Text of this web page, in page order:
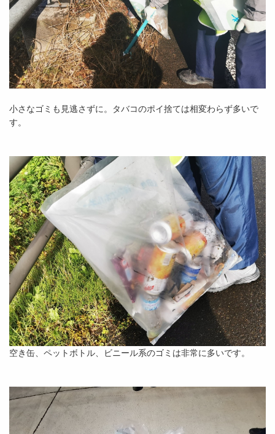
小さなゴミも見逃さずに。タバコのポイ捨ては相変わらず多いで
す。
空き缶、ペットボトル、ビニール系のゴミは非常に多いです。